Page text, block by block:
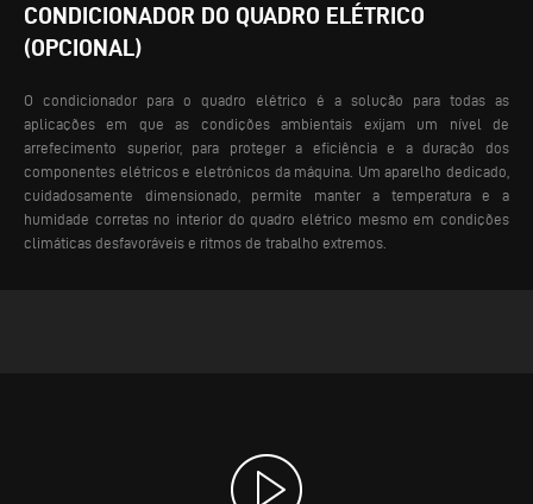
CONDICIONADOR DO QUADRO ELÉTRICO
(OPCIONAL)
O condicionador para o quadro elétrico é a solução para todas as
aplicações em que as condições ambientais exijam um nível de
arrefecimento superior, para proteger a eficiência e a duração dos
componentes elétricos e eletrónicos da máquina. Um aparelho dedicado,
cuidadosamente dimensionado, permite manter a temperatura e a
humidade corretas no interior do quadro elétrico mesmo em condições
climáticas desfavoráveis e ritmos de trabalho extremos.